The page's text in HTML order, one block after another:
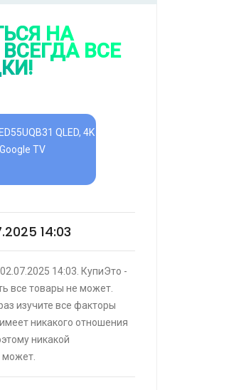
НА
ВСЕ
QLED, 4K
TV
200х160 со
если оплачивать
платежной
не у всех)
14:03
14:03. КупиЭто -
все товары не может.
изучите все факторы
никакого отношения
никакой
может.